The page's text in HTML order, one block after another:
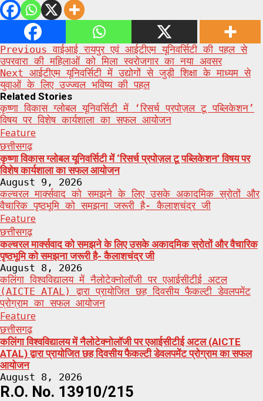
Post
navigation
Previous वाईआई रायपुर एवं आईटीएम यूनिवर्सिटी की पहल से
उपरवारा की महिलाओं को मिला स्वरोजगार का नया अवसर
Next आईटीएम यूनिवर्सिटी में उद्योगों से जुड़ी शिक्षा के माध्यम से
युवाओं के लिए उज्ज्वल भविष्य की पहल
Related Stories
कृष्णा विकास ग्लोबल यूनिवर्सिटी में ‘रिसर्च प्रपोज़ल टू पब्लिकेशन’
विषय पर विशेष कार्यशाला का सफल आयोजन
Feature
छत्तीसगढ़
कृष्णा विकास ग्लोबल यूनिवर्सिटी में ‘रिसर्च प्रपोज़ल टू पब्लिकेशन’ विषय पर
विशेष कार्यशाला का सफल आयोजन
August 9, 2026
कल्चरल मार्क्सवाद को समझने के लिए उसके अकादमिक स्रोतों और
वैचारिक पृष्ठभूमि को समझना जरूरी है- कैलाशचंद्र जी
Feature
छत्तीसगढ़
कल्चरल मार्क्सवाद को समझने के लिए उसके अकादमिक स्रोतों और वैचारिक
पृष्ठभूमि को समझना जरूरी है- कैलाशचंद्र जी
August 8, 2026
कलिंगा विश्वविद्यालय में नैलोटेक्नोलॉजी पर एआईसीटीई अटल
(AICTE ATAL) द्वारा प्रायोजित छह दिवसीय फैकल्टी डेवलपमेंट
प्रोग्राम का सफल आयोजन
Feature
छत्तीसगढ़
कलिंगा विश्वविद्यालय में नैलोटेक्नोलॉजी पर एआईसीटीई अटल (AICTE
ATAL) द्वारा प्रायोजित छह दिवसीय फैकल्टी डेवलपमेंट प्रोग्राम का सफल
आयोजन
August 8, 2026
R.O. No. 13910/215